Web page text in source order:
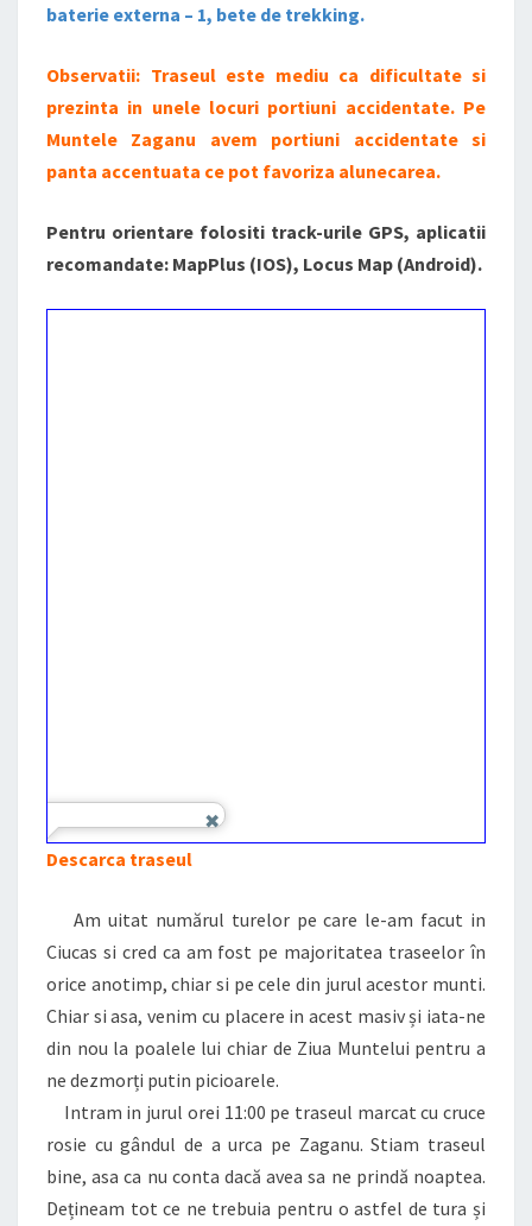
baterie externa – 1, bete de trekking.
Observatii: Traseul este mediu ca dificultate si
prezinta in unele locuri portiuni accidentate. Pe
Muntele Zaganu avem portiuni accidentate si
panta accentuata ce pot favoriza alunecarea.
Pentru orientare folositi track-urile GPS, aplicatii
recomandate: MapPlus (IOS), Locus Map (Android).
Descarca traseul
Am uitat numărul turelor pe care le-am facut in
Ciucas si cred ca am fost pe majoritatea traseelor în
orice anotimp, chiar si pe cele din jurul acestor munti.
Chiar si asa, venim cu placere in acest masiv și iata-ne
din nou la poalele lui chiar de Ziua Muntelui pentru a
ne dezmorți putin picioarele.
Intram in jurul orei 11:00 pe traseul marcat cu cruce
rosie cu gândul de a urca pe Zaganu. Stiam traseul
bine, asa ca nu conta dacă avea sa ne prindă noaptea.
Dețineam tot ce ne trebuia pentru o astfel de tura și